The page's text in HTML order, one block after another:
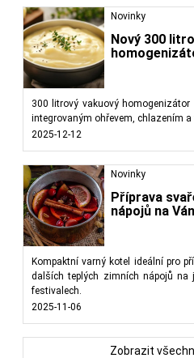
Novinky
Nový 300
300 litrový vakuový
integrovaným ohřevem, chlazením
2025-12-12
Novinky
Příprava
nápojů na
Kompaktní varný kotel ideální pro
dalších teplých zimních nápojů na
festivalech.
2025-11-06
Zobrazit